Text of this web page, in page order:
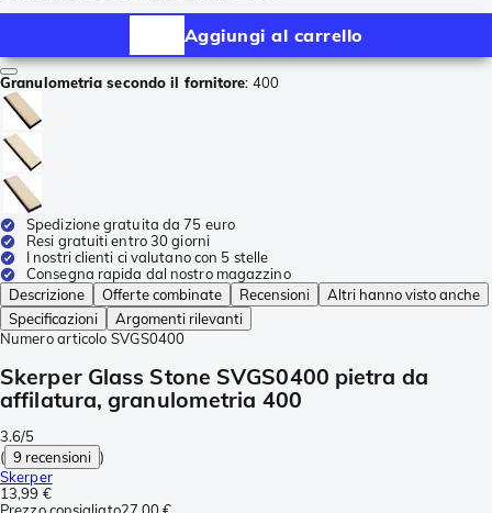
Aggiungi al carrello
Granulometria secondo il fornitore: 400
Spedizione gratuita da 75 euro
Resi gratuiti entro 30 giorni
I nostri clienti ci valutano con 5 stelle
Consegna rapida dal nostro magazzino
Descrizione
Offerte combinate Recensioni
Altri hanno visto anche
Specificazioni
Argomenti rilevanti
Numero articolo SVGS0400
Skerper Glass Stone SVGS0400 pietra da
affilatura, granulometria 400
3.6/5
( 9 recensioni )
Skerper
13,99 €